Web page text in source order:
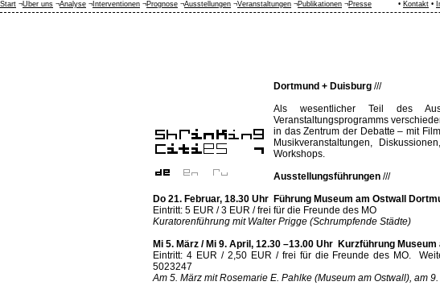
Dortmund + Duisburg ///
Als wesentlicher Teil des
Veranstaltungsprogramms
in das Zentrum der Debatte – mit
Musikveranstaltungen,
Workshops.
Ausstellungsführungen ///
Do 21. Februar, 18.30 Uhr Führung Museum am Ostwall
Eintritt: 5 EUR / 3 EUR / frei für die Freunde des MO
Kuratorenführung mit Walter Prigge (Schrumpfende Städte)
Mi 5. März / Mi 9. April, 12.30 –13.00 Uhr Kurzführung
Eintritt: 4 EUR / 2,50 EUR / frei für die Freunde des MO.
5023247
Am 5. März mit Rosemarie E. Pahlke (Museum am Ostwall), am
Start ¬Über uns ¬Analyse ¬ Interventionen ¬Prognose ¬Ausstellungen ¬Veranstaltungen ¬Publikationen ¬Presse • Kontakt •